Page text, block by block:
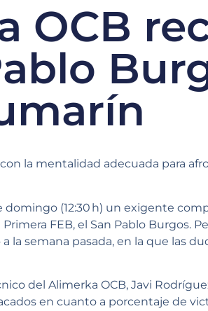
OCB
la mentalidad adecuada para
(12:30 h) un exigente
FEB, el San Pablo Burgos.
la semana pasada, en la que las
del Alimerka OCB, Javi
en cuanto a porcentaje de